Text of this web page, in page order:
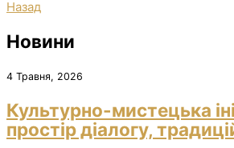
Назад
Новини
4 Травня, 2026
Культурно-мистецька
простір діалогу,